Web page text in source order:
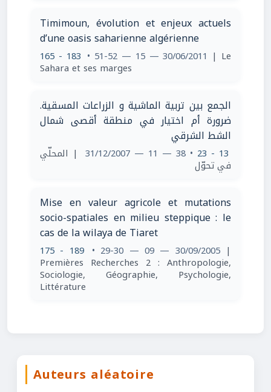
Timimoun, évolution et enjeux actuels
d’une oasis saharienne algérienne
165 - 183 • 51-52 — 15 — 30/06/2011 | Le
Sahara et ses marges
الجمع بين تربية الماشية و الزراعات المسقية.
ضرورة أم اختيار في منطقة أقصى شمال
الشط الشرقي
13 - 23
• 38 — 11 — 31/12/2007 | المحلّي
في تحوّل
Mise en valeur agricole et mutations
socio-spatiales en milieu steppique : le
cas de la wilaya de Tiaret
175 - 189 • 29-30 — 09 — 30/09/2005 |
Premières Recherches 2 : Anthropologie,
Sociologie, Géographie, Psychologie,
Littérature
Auteurs aléatoire